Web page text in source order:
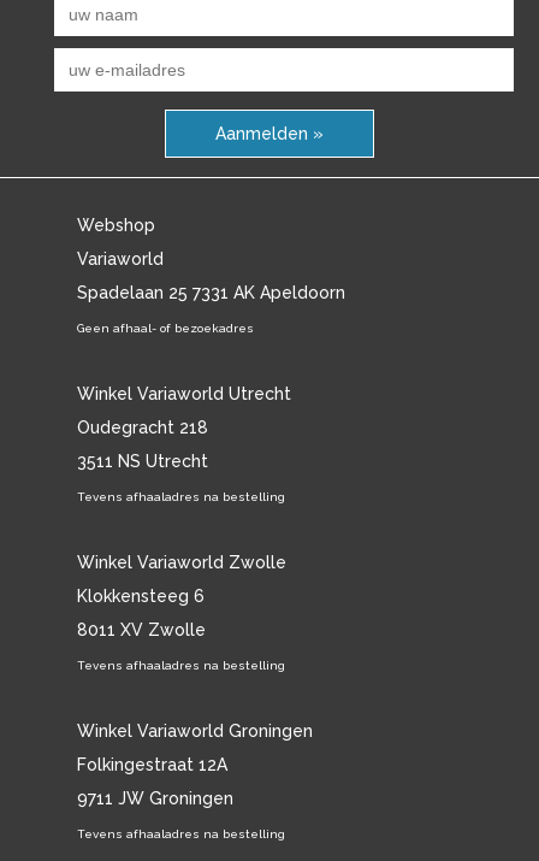
Aanmelden »
Webshop
Variaworld
Spadelaan 25 7331 AK Apeldoorn
Geen afhaal- of bezoekadres
Winkel Variaworld Utrecht
Oudegracht 218
3511 NS Utrecht
Tevens afhaaladres na bestelling
Winkel Variaworld Zwolle
Klokkensteeg 6
8011 XV Zwolle
Tevens afhaaladres na bestelling
Winkel Variaworld Groningen
Folkingestraat 12A
9711 JW Groningen
Tevens afhaaladres na bestelling